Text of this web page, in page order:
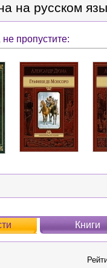
на русском
пропустите:
Книги